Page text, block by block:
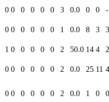
0 0 0 0 0 0 3 0.0 0 0 -
0 0 0 0 0 0 1 0.0 8 3
1 0 0 0 0 0 2 50.0 14 4
0 0 0 0 0 0 2 0.0 25 11
0 0 0 0 0 0 2 0.0 1 0